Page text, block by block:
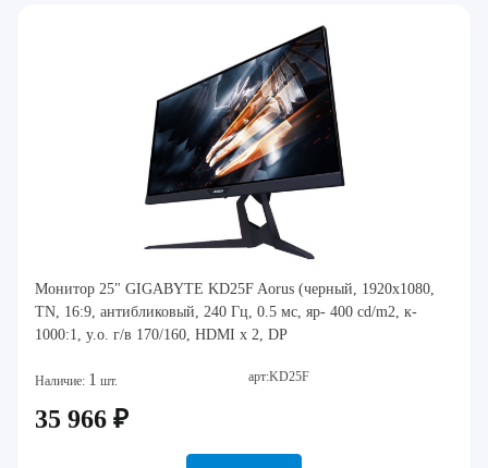
Монитор 25" GIGABYTE KD25F Aorus (черный, 1920x1080,
TN, 16:9, антибликовый, 240 Гц, 0.5 мс, яр- 400 cd/m2, к-
1000:1, у.о. г/в 170/160, HDMI x 2, DP
Наличие: 1 шт. арт:KD25F
35 966 ₽